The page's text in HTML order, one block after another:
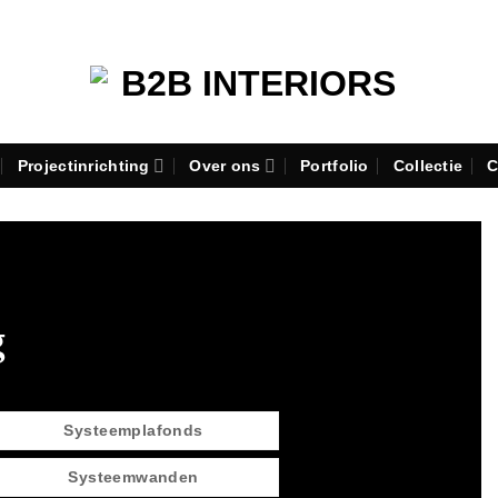
Projectinrichting Over ons Portfolio Collectie
Systeemplafonds
Systeemwanden